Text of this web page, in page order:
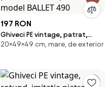
197 RON
Ghiveci PE vintage, patrat,
imitatie piatra, model BALLET
20×49×49 cm, mare, de exterior